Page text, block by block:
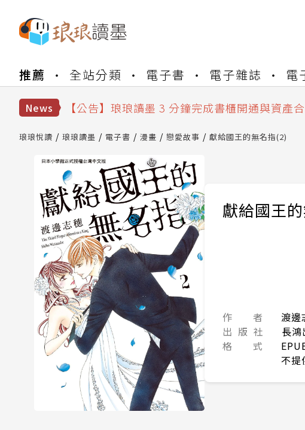
推薦 全站分類 電子書 電子雜誌 電
News
【公告】琅琅讀墨數位閱讀資產合併與書櫃開
【公告】琅琅讀墨 3 分鐘完成書櫃開通與資產
【公告】琅琅讀墨數位閱讀資產合併與書櫃開通
琅琅悅讀 琅琅讀墨 電子書 漫畫 戀愛故事 獻給國王的無名指(2)
獻給國王
作 者
渡邊
出 版 社
長鴻
格 式
不提